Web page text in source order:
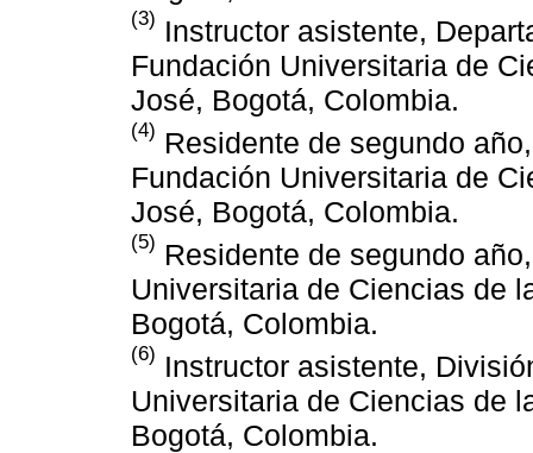
(3) Instructor asistente,
Fundación Universitaria de
José, Bogotá, Colombia.
(4) Residente de segundo
Fundación Universitaria de
José, Bogotá, Colombia.
(5) Residente de segundo
Universitaria de Ciencias de
Bogotá, Colombia.
(6) Instructor asistente,
Universitaria de Ciencias de
Bogotá, Colombia.